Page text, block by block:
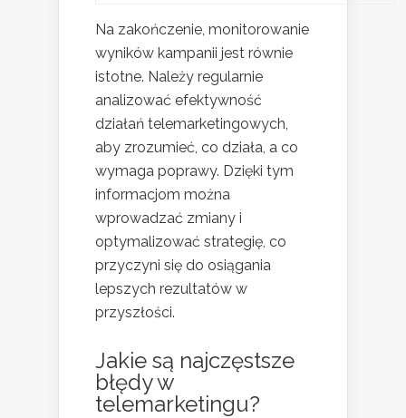
Na zakończenie, monitorowanie
wyników kampanii jest równie
istotne. Należy regularnie
analizować efektywność
działań telemarketingowych,
aby zrozumieć, co działa, a co
wymaga poprawy. Dzięki tym
informacjom można
wprowadzać zmiany i
optymalizować strategię, co
przyczyni się do osiągania
lepszych rezultatów w
przyszłości.
Jakie są najczęstsze
błędy w
telemarketingu?